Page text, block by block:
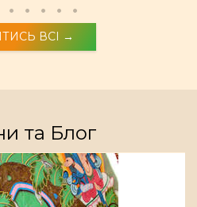
ВСІ →
та Блог